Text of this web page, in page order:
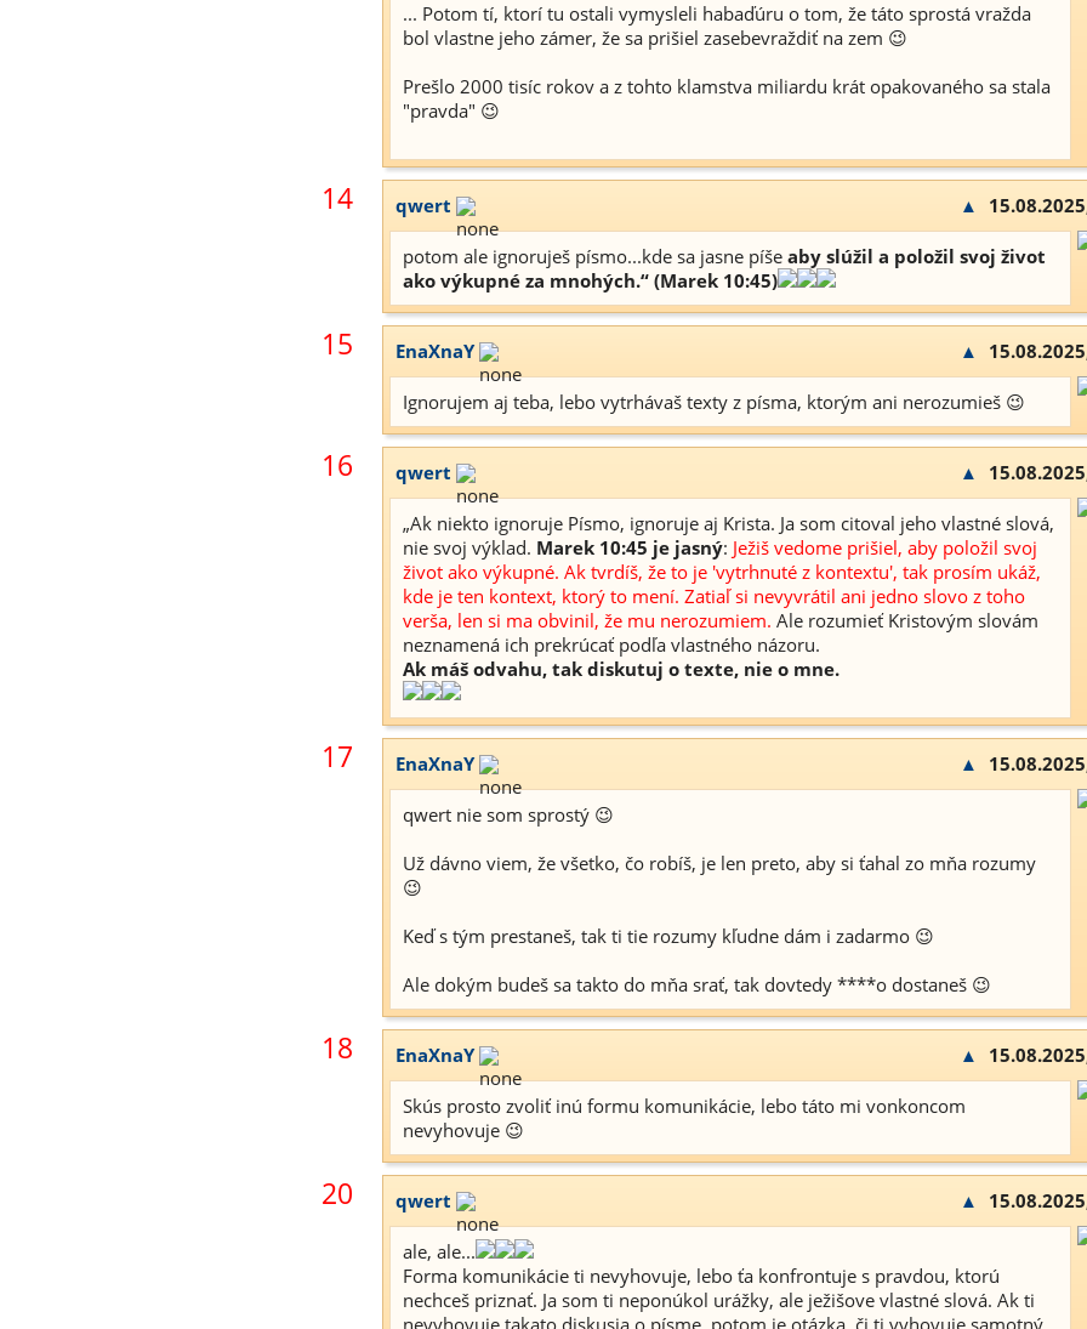
... Potom tí, ktorí tu ostali vymysleli habaďúru o tom, že táto sprostá vražda
bol vlastne jeho zámer, že sa prišiel zasebevraždiť na zem 😉
Prešlo 2000 tisíc rokov a z tohto klamstva miliardu krát opakovaného sa stala
"pravda" 😉
14 qwert ▲
potom ale ignoruješ písmo...kde sa jasne píše aby slúžil a položil svoj život
ako výkupné za mnohých.“ (Marek 10:45)
15 EnaXnaY ▲
Ignorujem aj teba, lebo vytrhávaš texty z písma, ktorým ani nerozumieš 😉
16 qwert ▲
„Ak niekto ignoruje Písmo, ignoruje aj Krista. Ja som citoval jeho vlastné slová,
nie svoj výklad. Marek 10:45 je jasný: Ježiš vedome prišiel, aby položil svoj
život ako výkupné. Ak tvrdíš, že to je 'vytrhnuté z kontextu', tak prosím ukáž,
kde je ten kontext, ktorý to mení. Zatiaľ si nevyvrátil ani jedno slovo z toho
verša, len si ma obvinil, že mu nerozumiem. Ale rozumieť Kristovým slovám
neznamená ich prekrúcať podľa vlastného názoru.
Ak máš odvahu, tak diskutuj o texte, nie o mne.
17 EnaXnaY ▲
qwert nie som sprostý 😉
Už dávno viem, že všetko, čo robíš, je len preto, aby si ťahal zo mňa rozumy
😉
Keď s tým prestaneš, tak ti tie rozumy kľudne dám i zadarmo 😉
Ale dokým budeš sa takto do mňa srať, tak dovtedy ****o dostaneš 😉
18 EnaXnaY ▲
Skús prosto zvoliť inú formu komunikácie, lebo táto mi vonkoncom
nevyhovuje 😉
20 qwert ▲
ale, ale...
Forma komunikácie ti nevyhovuje, lebo ťa konfrontuje s pravdou, ktorú
nechceš priznať. Ja som ti neponúkol urážky, ale ježišove vlastné slová. Ak ti
nevyhovuje takato diskusia o písme, potom je otázka, či ti vyhovuje samotný